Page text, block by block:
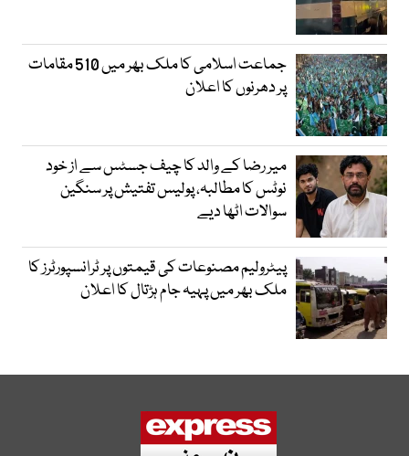
جماعت اسلامی کا ملک بھر میں 510 مقامات
پر دھرنوں کا اعلان
میر رضا کے والد کا چیف جسٹس سے از خود
نوٹس کا مطالبہ، پولیس تفتیش پر سنگین
سوالات اٹھا دیے
پیٹرولیم مصنوعات کی قیمتوں پر ٹرانسپورٹرز کا
ملک بھر میں پہیہ جام ہڑتال کا اعلان